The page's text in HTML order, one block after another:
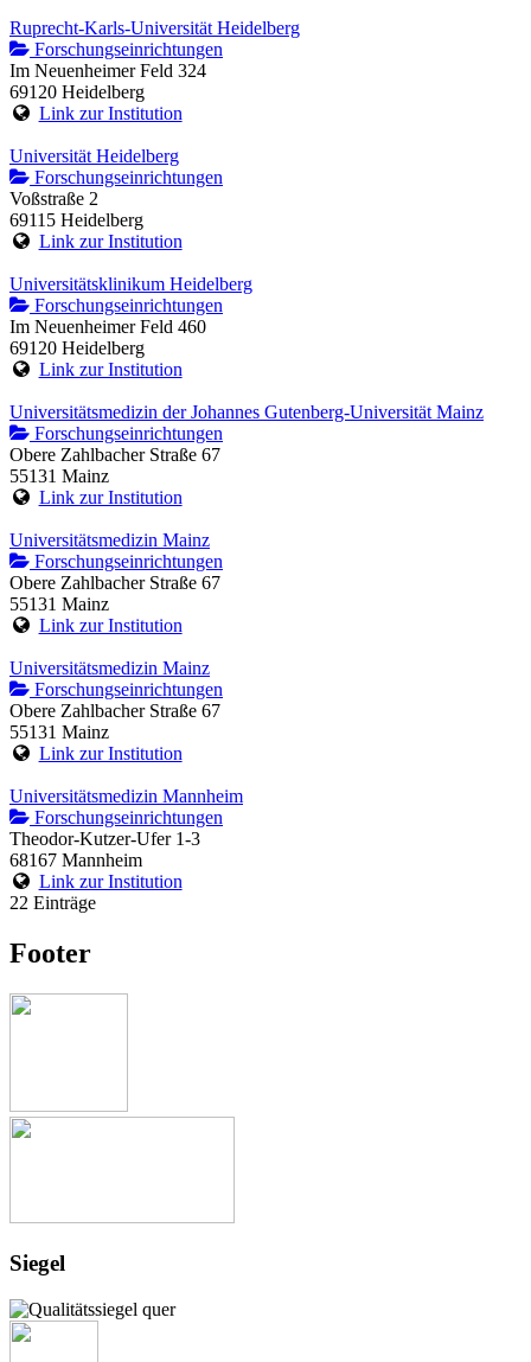
Ruprecht-Karls-Universität Heidelberg
Forschungseinrichtungen
Im Neuenheimer Feld 324
69120 Heidelberg
Link zur Institution
Universität Heidelberg
Forschungseinrichtungen
Voßstraße 2
69115 Heidelberg
Link zur Institution
Universitätsklinikum Heidelberg
Forschungseinrichtungen
Im Neuenheimer Feld 460
69120 Heidelberg
Link zur Institution
Universitätsmedizin der Johannes Gutenberg-Universität Mainz
Forschungseinrichtungen
Obere Zahlbacher Straße 67
55131 Mainz
Link zur Institution
Universitätsmedizin Mainz
Forschungseinrichtungen
Obere Zahlbacher Straße 67
55131 Mainz
Link zur Institution
Universitätsmedizin Mainz
Forschungseinrichtungen
Obere Zahlbacher Straße 67
55131 Mainz
Link zur Institution
Universitätsmedizin Mannheim
Forschungseinrichtungen
Theodor-Kutzer-Ufer 1-3
68167 Mannheim
Link zur Institution
22 Einträge
Footer
Siegel